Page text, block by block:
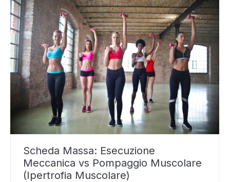
Scheda Massa: Esecuzione
Meccanica vs Pompaggio Muscolare
(Ipertrofia Muscolare)